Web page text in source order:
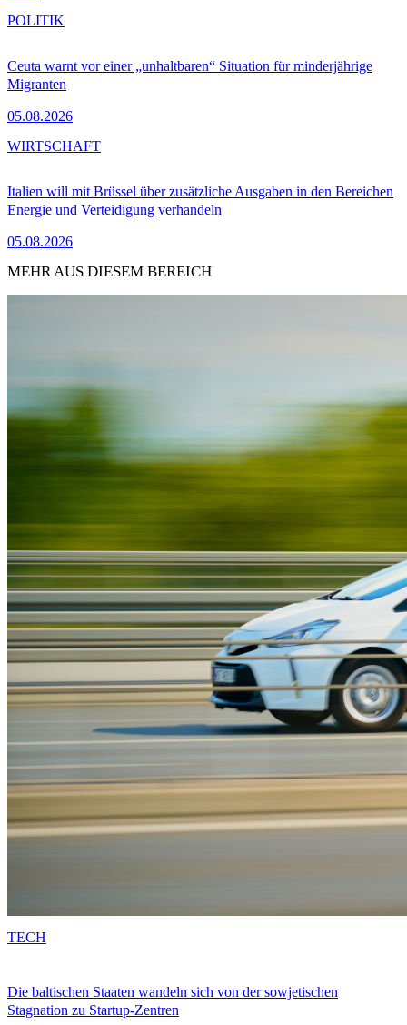
Ceuta warnt vor einer „unhaltbaren“ Situation für minderjährige
Migranten
05.08.2026
POLITIK
Italien will mit Brüssel über zusätzliche Ausgaben in den Bereichen
Energie und Verteidigung verhandeln
05.08.2026
WIRTSCHAFT
MEHR AUS DIESEM BEREICH
Die baltischen Staaten wandeln sich von der sowjetischen
Stagnation zu Startup-Zentren
TECH